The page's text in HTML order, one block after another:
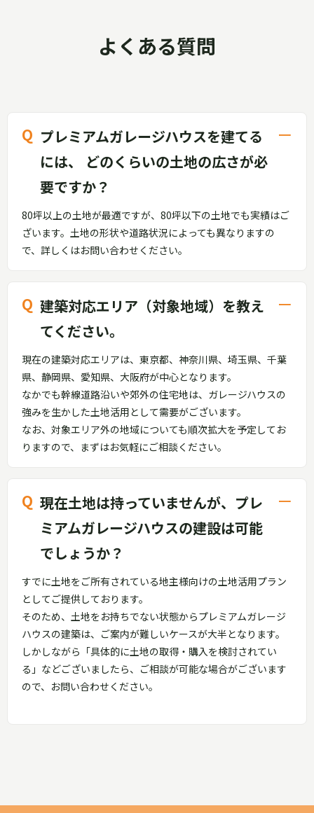
よくある質問
プレミアムガレージハウスを建てる
には、 どのくらいの土地の広さが必
要ですか？
80坪以上の土地が最適ですが、80坪以下の土地でも実績はご
ざいます。土地の形状や道路状況によっても異なりますの
で、詳しくはお問い合わせください。
建築対応エリア（対象地域）を教え
てください。
現在の建築対応エリアは、東京都、神奈川県、埼玉県、千葉
県、静岡県、愛知県、大阪府が中心となります。
なかでも幹線道路沿いや郊外の住宅地は、ガレージハウスの
強みを生かした土地活用として需要がございます。
なお、対象エリア外の地域についても順次拡大を予定してお
りますので、まずはお気軽にご相談ください。
現在土地は持っていませんが、プレ
ミアムガレージハウスの建設は可能
でしょうか？
すでに土地をご所有されている地主様向けの土地活用プラン
としてご提供しております。
そのため、土地をお持ちでない状態からプレミアムガレージ
ハウスの建築は、ご案内が難しいケースが大半となります。
しかしながら「具体的に土地の取得・購入を検討されてい
る」などございましたら、ご相談が可能な場合がございます
ので、お問い合わせください。